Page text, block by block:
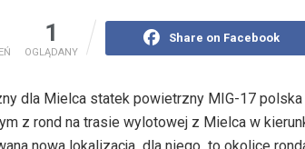
1
OGLĄDANY
Share on Facebook
dla Mielca statek powietrzny MIG-17
z rond na trasie wylotowej z Mielca w